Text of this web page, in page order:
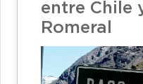
entre Chile
Romeral